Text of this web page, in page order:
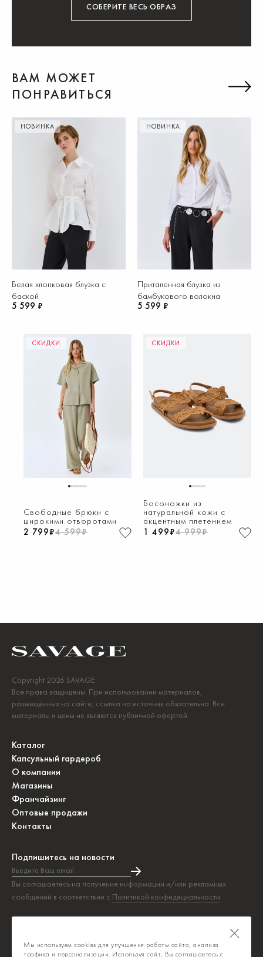
СОБЕРИТЕ ВЕСЬ ОБРАЗ
ВАМ МОЖЕТ
ПОНРАВИТЬСЯ
НОВИНКА
Белая хлопковая блузка с
баской
5 599 ₽
НОВИНКА
Приталенная блузка из
бамбукового волокна
5 599 ₽
СКИДКИ
12345678
Свободные брюки с
широкими отворотами
2 799₽4 599₽
СКИДКИ
1234567
Босоножки из
натуральной кожи с
акцентным плетением
1 499₽4 999₽
Copyright 2026 SAVAGE
Все права защищены. При использовании материалов,
размещённых на сайте, ссылка на источник обязательна. Все
материалы и цены не являются публичной офертой.
Каталог
Капсульный гардероб
О компании
Магазины
Франчайзинг
Оптовые продажи
Контакты
Подпишитесь на новости
Введите Ваш email
Вы соглашаетесь на получение информации и/или рекламных
сообщений в соответствии с Политикой конфидециальности
Подписка на новости прошла успешно!
Политика конфиденциальности
Публичная оферта
Мы используем cookies для улучшения работы сайта, анализа
трафика и персонализации. Используя сайт, Вы соглашаетесь с